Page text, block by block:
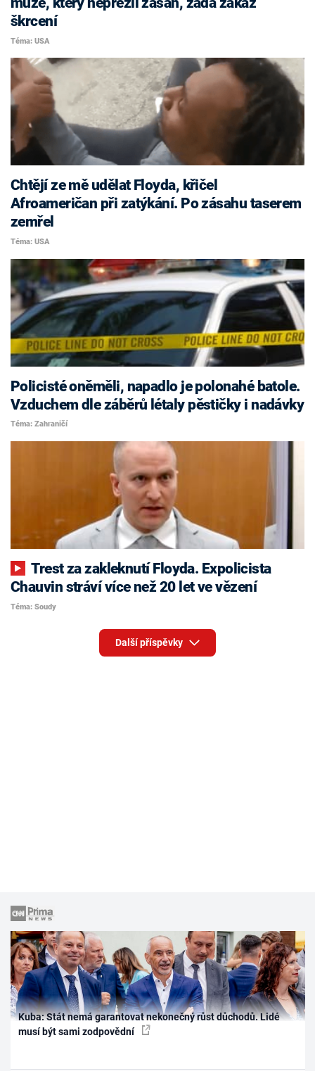
škrcení
Téma: USA
Chtějí ze mě udělat Floyda, křičel
Afroameričan při zatýkání. Po zásahu taserem
zemřel
Téma: USA
Policisté oněměli, napadlo je polonahé batole.
Vzduchem dle záběrů létaly pěstičky i nadávky
Téma: Zahraničí
Trest za zakleknutí Floyda. Expolicista
Chauvin stráví více než 20 let ve vězení
Téma: Soudy
Další příspěvky
Kuba: Stát nemá garantovat nekonečný růst důchodů. Lidé
musí být sami zodpovědní